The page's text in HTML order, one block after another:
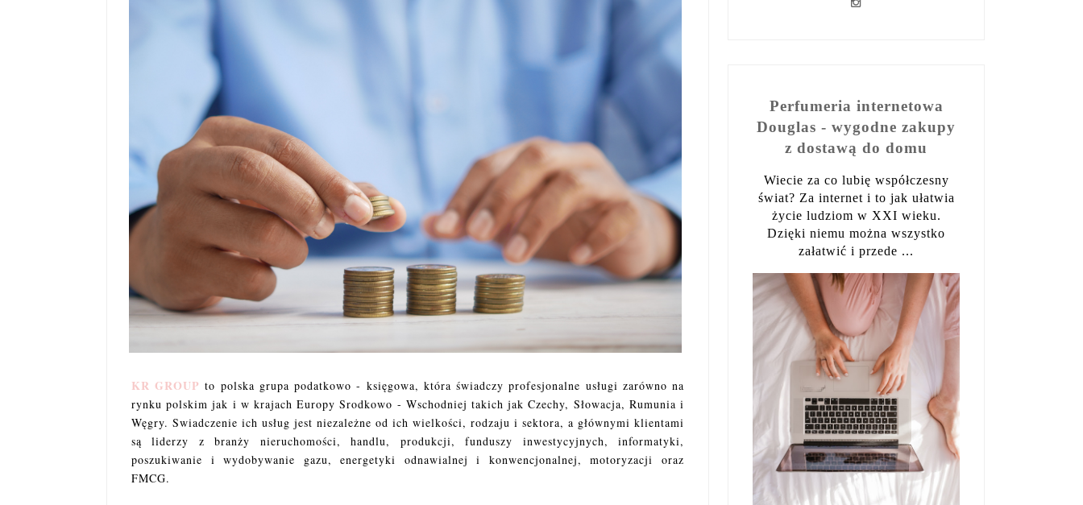
KR GROUP to polska grupa podatkowo - księgowa, która świadczy profesjonalne usługi zarówno na
rynku polskim jak i w krajach Europy Srodkowo - Wschodniej takich jak Czechy, Słowacja, Rumunia i
Węgry. Swiadczenie ich usług jest niezależne od ich wielkości, rodzaju i sektora, a głównymi klientami
są liderzy z branży nieruchomości, handlu, produkcji, funduszy inwestycyjnych, informatyki,
poszukiwanie i wydobywanie gazu, energetyki odnawialnej i konwencjonalnej, motoryzacji oraz
FMCG.
Perfumeria internetowa
Douglas - wygodne zakupy
z dostawą do domu
Wiecie za co lubię współczesny
świat? Za internet i to jak ułatwia
życie ludziom w XXI wieku.
Dzięki niemu można wszystko
załatwić i przede ...